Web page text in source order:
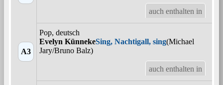
auch enthalten in
A3
Pop, deutsch
Evelyn KünnekeSing, Nachtigall, sing(Michael
Jary/Bruno Balz)
auch enthalten in